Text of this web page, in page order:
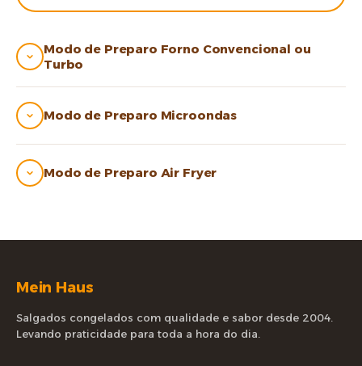
Modo de Preparo Forno Convencional ou
Turbo
Modo de Preparo Microondas
Modo de Preparo Air Fryer
Mein Haus
Salgados congelados com qualidade e sabor desde 2004.
Levando praticidade para toda a hora do dia.